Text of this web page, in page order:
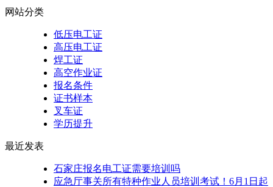
网站分类
低压电工证
高压电工证
焊工证
高空作业证
报名条件
证书样本
叉车证
学历提升
最近发表
石家庄报名电工证需要培训吗
应急厅事关所有特种作业人员培训考试！6月1日起